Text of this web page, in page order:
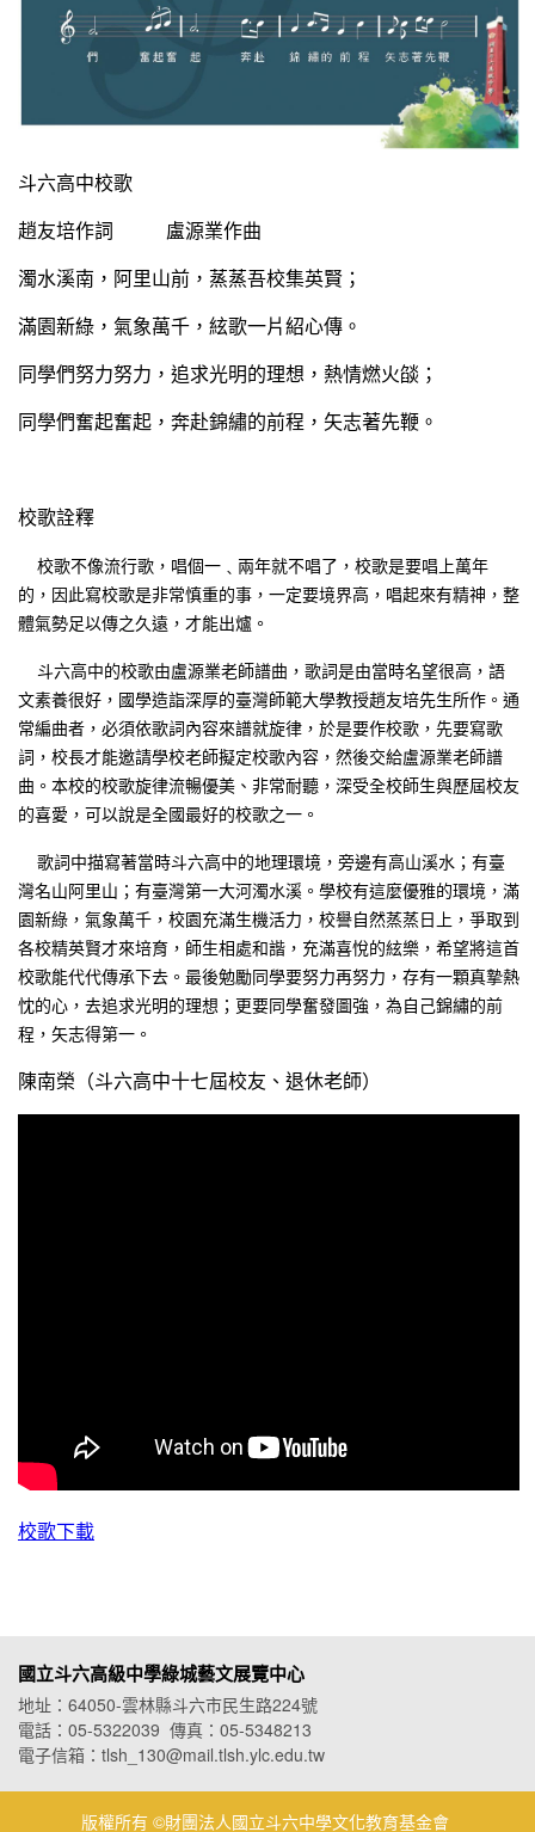
斗六高中校歌
趙友培作詞 盧源業作曲
濁水溪南，阿里山前，蒸蒸吾校集英賢；
滿園新綠，氣象萬千，絃歌一片紹心傳。
同學們努力努力，追求光明的理想，熱情燃火燄；
同學們奮起奮起，奔赴錦繡的前程，矢志著先鞭。
校歌詮釋
校歌不像流行歌，唱個一﹑兩年就不唱了，校歌是要唱上萬年
的，因此寫校歌是非常慎重的事，一定要境界高，唱起來有精神，整
體氣勢足以傳之久遠，才能出爐。
斗六高中的校歌由盧源業老師譜曲，歌詞是由當時名望很高，語
文素養很好，國學造詣深厚的臺灣師範大學教授趙友培先生所作。通
常編曲者，必須依歌詞內容來譜就旋律，於是要作校歌，先要寫歌
詞，校長才能邀請學校老師擬定校歌內容，然後交給盧源業老師譜
曲。本校的校歌旋律流暢優美、非常耐聽，深受全校師生與歷屆校友
的喜愛，可以說是全國最好的校歌之一。
歌詞中描寫著當時斗六高中的地理環境，旁邊有高山溪水；有臺
灣名山阿里山；有臺灣第一大河濁水溪。學校有這麼優雅的環境，滿
園新綠，氣象萬千，校園充滿生機活力，校譽自然蒸蒸日上，爭取到
各校精英賢才來培育，師生相處和諧，充滿喜悅的絃樂，希望將這首
校歌能代代傳承下去。最後勉勵同學要努力再努力，存有一顆真摯熱
忱的心，去追求光明的理想；更要同學奮發圖強，為自己錦繡的前
程，矢志得第一。
陳南榮（斗六高中十七屆校友、退休老師）
校歌下載
國立斗六高級中學綠城藝文展覽中心
地址：64050-雲林縣斗六市民生路224號
電話：05-5322039 傳真：05-5348213
電子信箱：tlsh_130@mail.tlsh.ylc.edu.tw
版權所有 ©財團法人國立斗六中學文化教育基金會